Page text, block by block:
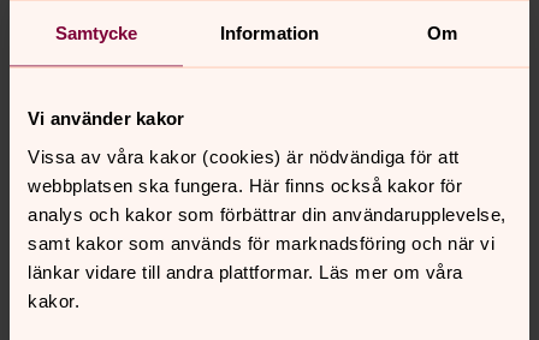
Samtycke Information Om
Vi använder kakor
Vissa av våra kakor (cookies) är nödvändiga för att
webbplatsen ska fungera. Här finns också kakor för
analys och kakor som förbättrar din användarupplevelse,
samt kakor som används för marknadsföring och när vi
länkar vidare till andra plattformar. Läs mer om våra
kakor.
samtal och fika! Vi håller till inne i församlingshemmet
Brittgården. Ramp, automatisk dörr och RWC finns.
Senast ändrad 23 januari 2026
Synpunkter eller frågor på sidans
innehåll?
alvdalen.pastorat@svenskakyrkan.se